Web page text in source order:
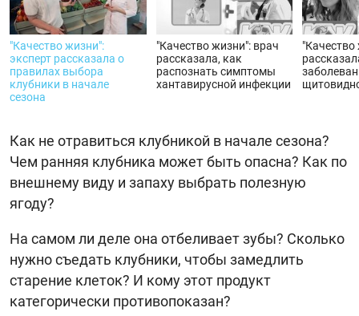
"Качество жизни":
эксперт рассказала о
правилах выбора
клубники в начале
сезона
"Качество жизни": врач
рассказала, как
распознать симптомы
хантавирусной инфекции
Как не отравиться клубникой в начале сезона?
Чем ранняя клубника может быть опасна? Как по
внешнему виду и запаху выбрать полезную
ягоду?
На самом ли деле она отбеливает зубы? Сколько
нужно съедать клубники, чтобы замедлить
старение клеток? И кому этот продукт
категорически противопоказан?